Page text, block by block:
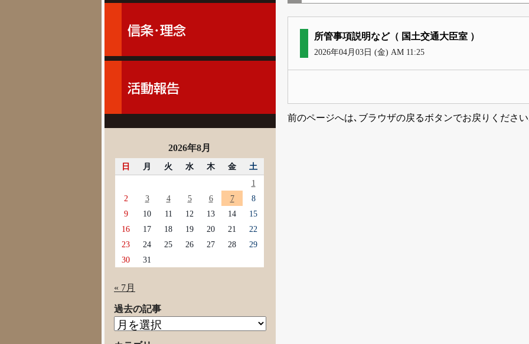
所管事項説明など（ 国土交通大臣室 ）
2026年04月03日 (金) AM 11:25
前のページへは､ブラウザの戻るボタンでお戻りくださ
2026年8月
日 月 火 水 木 金
土
1
2
3 4 5 6 7
8
9
10 11 12 13 14
15
16
17 18 19 20 21
22
23
24 25 26 27 28
29
30
31
« 7月
過去の記事
過